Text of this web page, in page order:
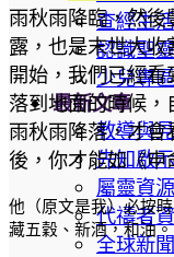
查經生活
認識聖靈
少兒專區
最新文章
教導與
先知啟
屬靈資源
代禱者
全球新聞
雨秋雨降臨，然
露，也是末世大收
開始，我們已經
落到地面的時候
雨秋雨降落，才會
後，你才能如《申
他（原文是我）必按
藏五穀、新酒，和油